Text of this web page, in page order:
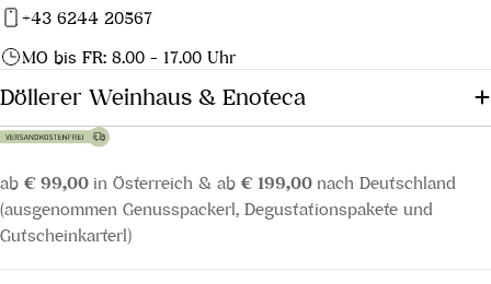
+43 6244 20567
MO bis FR: 8.00 - 17.00 Uhr
Döllerer Weinhaus & Enoteca
ab € 99,00 in Österreich & ab € 199,00 nach Deutschland
(ausgenommen Genusspackerl, Degustationspakete und
Gutscheinkarterl)